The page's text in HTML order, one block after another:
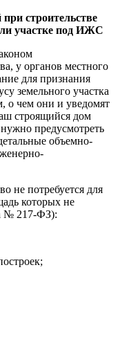
у органов местного
для признания
земельного участка
о чем они и уведомят
строящийся дом
предусмотреть
объемно-
не потребуется для
которых не
№ 217-ФЗ):